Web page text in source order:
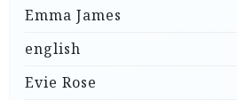
Emma James
english
Evie Rose